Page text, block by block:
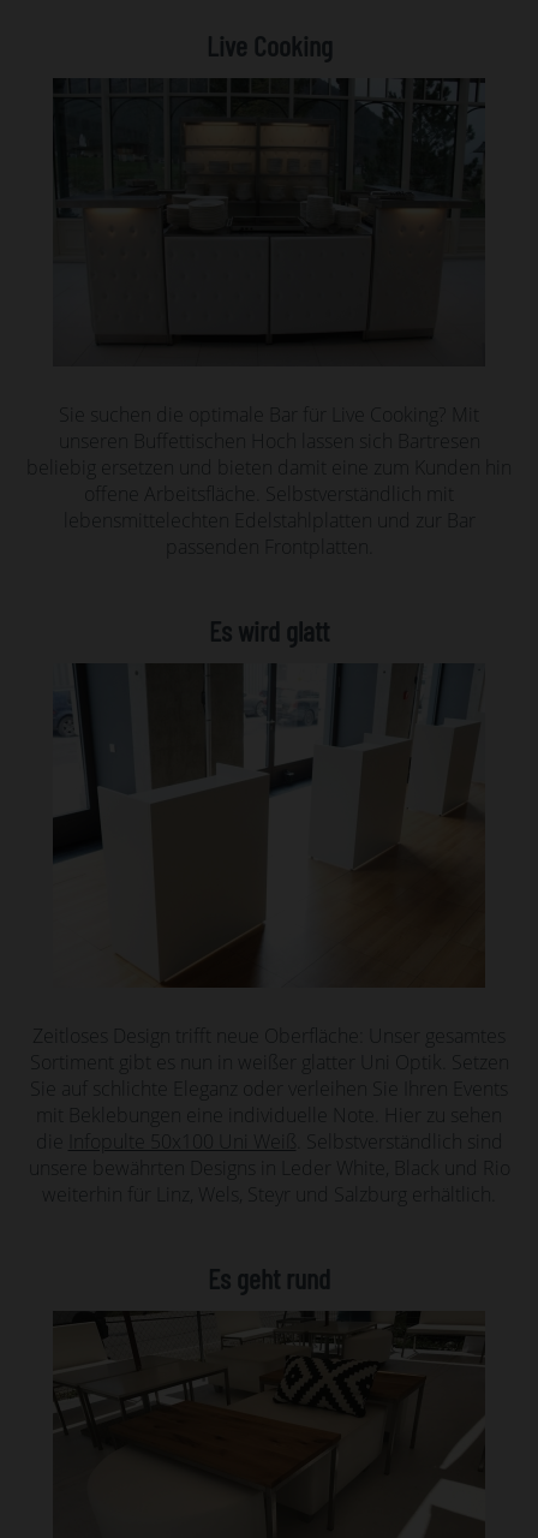
Live Cooking
Sie suchen die optimale Bar für Live Cooking? Mit
unseren Buffettischen Hoch lassen sich Bartresen
beliebig ersetzen und bieten damit eine zum Kunden hin
offene Arbeitsfläche. Selbstverständlich mit
lebensmittelechten Edelstahlplatten und zur Bar
passenden Frontplatten.
Es wird glatt
Zeitloses Design trifft neue Oberfläche: Unser gesamtes
Sortiment gibt es nun in weißer glatter Uni Optik. Setzen
Sie auf schlichte Eleganz oder verleihen Sie Ihren Events
mit Beklebungen eine individuelle Note. Hier zu sehen
die
Infopulte 50x100 Uni Weiß
. Selbstverständlich sind
unsere bewährten Designs in Leder White, Black und Rio
weiterhin für Linz, Wels, Steyr und Salzburg erhältlich.
Es geht rund